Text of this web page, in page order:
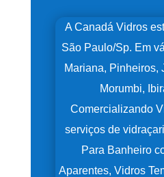
A Canadá Vidros
São Paulo/Sp. Em
Mariana, Pinheiros,
Morumbi,
Comercializando
serviços de
Para Banheiro
Aparentes, Vidros